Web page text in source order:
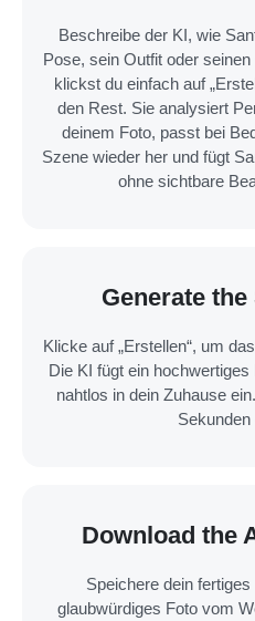
Beschreibe der KI, wie
Pose, sein Outfit oder
klickst du einfach auf
den Rest. Sie analysiert
deinem Foto, passt bei
Szene wieder her und fügt
ohne sichtbare
Generate
Klicke auf „Erstellen“, um
Die KI fügt ein
nahtlos in dein Zuhause
Sekunden
Download the
Speichere dein
glaubwürdiges Foto vom